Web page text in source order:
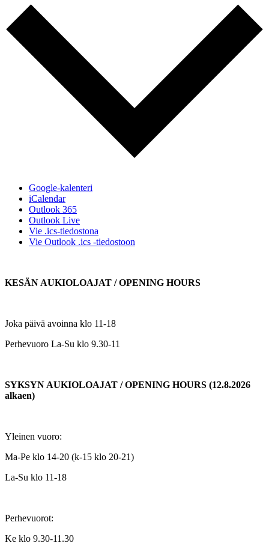
Google-kalenteri
iCalendar
Outlook 365
Outlook Live
Vie .ics-tiedostona
Vie Outlook .ics -tiedostoon
KESÄN AUKIOLOAJAT / OPENING HOURS
Joka päivä avoinna klo 11-18
Perhevuoro La-Su klo 9.30-11
SYKSYN AUKIOLOAJAT / OPENING HOURS (12.8.2026
alkaen)
Yleinen vuoro:
Ma-Pe klo 14-20 (k-15 klo 20-21)
La-Su klo 11-18
Perhevuorot:
Ke klo 9.30-11.30